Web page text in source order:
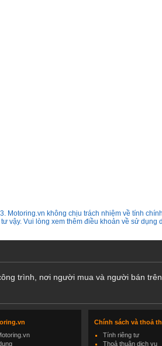
không chịu trách nhiệm về tính
vậy. Vui lòng xem thêm điều khoản về sử dụng
trình, nơi người mua và người bán
Chính sách và thoả
Tính riêng tư
Thoả thuận dịch vụ